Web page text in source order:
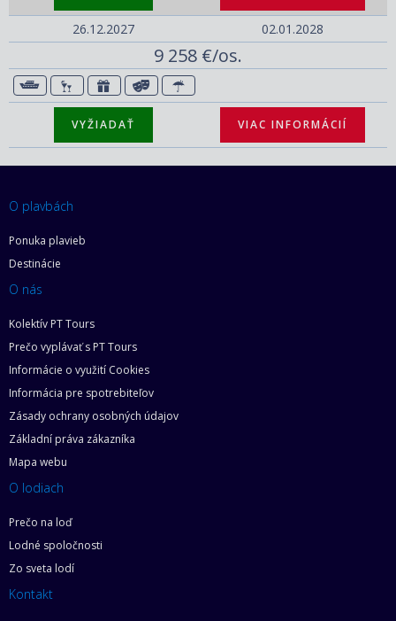
26.12.2027 02.01.2028
9 258 €/os.
VYŽIADAŤ VIAC INFORMÁCIÍ
O plavbách
Ponuka plavieb
Destinácie
O nás
Kolektív PT Tours
Prečo vyplávať s PT Tours
Informácie o využití Cookies
Informácia pre spotrebiteľov
Zásady ochrany osobných údajov
Základní práva zákazníka
Mapa webu
O lodiach
Prečo na loď
Lodné spoločnosti
Zo sveta lodí
Kontakt